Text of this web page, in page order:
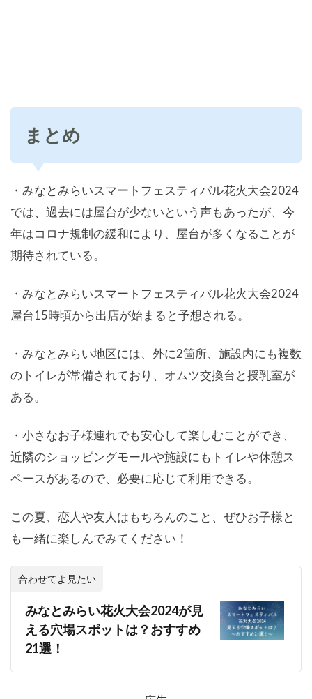
まとめ
・みなとみらいスマートフェスティバル花火大会2024
では、過去には屋台が少ないという声もあったが、今
年はコロナ規制の緩和により、屋台が多くなることが
期待されている。
・みなとみらいスマートフェスティバル花火大会2024
屋台15時頃から出店が始まると予想される。
・みなとみらい地区には、外に2箇所、施設内にも複数
のトイレが常備されており、オムツ交換台と授乳室が
ある。
・小さなお子様連れでも安心して楽しむことができ、
近隣のショッピングモールや施設にもトイレや休憩ス
ペースがあるので、必要に応じて利用できる。
この夏、恋人や友人はもちろんのこと、ぜひお子様と
も一緒に楽しんでみてください！
合わせてよ見たい
みなとみらい花火大会2024が見
える穴場スポットは？おすすめ
21選！